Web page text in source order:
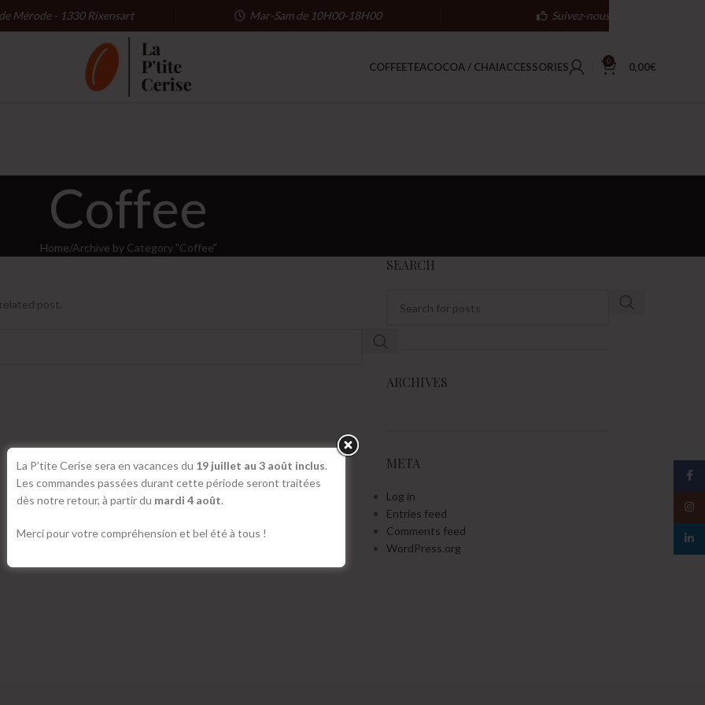
COFFEETEACOCOA / CHAIACCESSORIES 0 0,00€
Coffee
Home Archive by Category "Coffee"
post.
SEARCH
ARCHIVES
META
Log in
Entries feed
Comments feed
WordPress.org
Mérode - 1330 Rixensart Mar-Sam de 10H00-18H00 Suivez-nous
La P’tite Cerise sera en vacances du 19 juillet au 3 août inclus.
Les commandes passées durant cette période seront traitées
dès notre retour, à partir du mardi 4 août.
Merci pour votre compréhension et bel été à tous !